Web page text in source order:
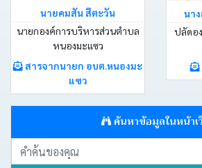
นายคมสัน สีตะวัน
นายกองค์การบริหารส่วนตำบล
หนองมะแซว
สารจากนายก อบต.หนองมะ
แซว
นา
ปลัดอ
ค้นหาข้อมูลในหน้าเ
อบต.
หนังสือ
กิจกรรม